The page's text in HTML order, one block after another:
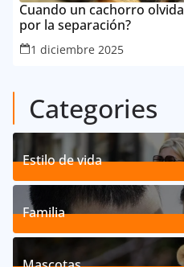
Cuando un cachorro
por la separación?
1 diciembre 2025
Categories
Estilo de vida
192
Familia
527